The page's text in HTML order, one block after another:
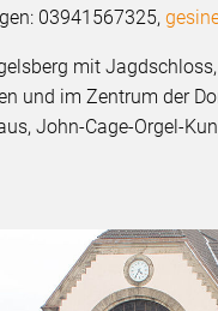
03941567325,
mit
und im Zentrum der
John-Cage-Orgel-